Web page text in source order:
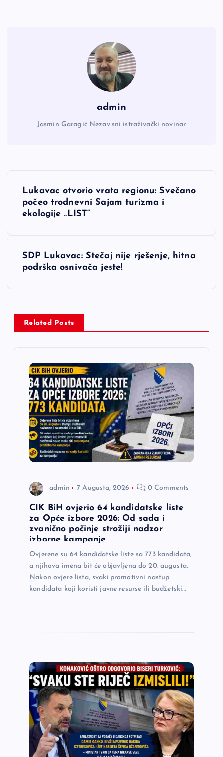
admin
Jasmin Garagić Nezavisni istraživački novinar
N
c
Lukavac otvorio vrata regionu: Svečano
počeo trodnevni Sajam turizma i
ekologije „LIST“
SDP Lukavac: Stečaj nije rješenje, hitna
podrška osnivača jeste!
Related Posts
admin 7 Augusta, 2026 0 Comments
CIK BiH ovjerio 64 kandidatske liste
za Opće izbore 2026: Od sada i
zvanično počinje strožiji nadzor
izborne kampanje
Ovjerene su 64 kandidatske liste sa 773 kandidata,
a njihova imena bit će objavljena do 20. augusta.
Nakon ovjere lista, svaki promotivni nastup
kandidata koji koristi javne resurse ili budžetski…